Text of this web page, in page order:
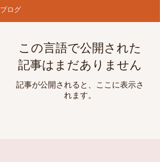
ブログ
この言語で公開された
記事はまだありません
記事が公開されると、ここに表示さ
れます。